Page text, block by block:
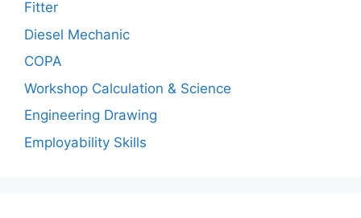
Fitter
Diesel Mechanic
COPA
Workshop Calculation & Science
Engineering Drawing
Employability Skills